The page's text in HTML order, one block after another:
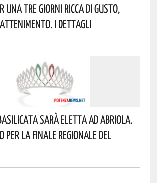
Una Tre Giorni Ricca Di Gusto,
I Dettagli
Sarà Eletta Ad Abriola.
La Finale Regionale Del